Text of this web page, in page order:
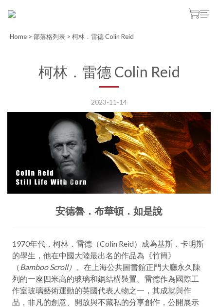
Home > 部落格列表 > 柯林．雷德 Colin Reid
柯林．雷德 Colin Reid
2023-11-14
安德魯．布華頓．如是說
1970年代，柯林．雷德（Colin Reid）成為基斯．卡明斯
的學生，他在中國大陸最出名的作品為《竹簡》
（Bamboo Scroll） 。在上海公共圖書館正門大廳永久陳
列的一座四米高的玻璃和鋼結構裝置。雷德作為國際工
作室玻璃藝術運動的英國代表人物之一，其成就與作
品，非凡的創意、開放與不藏私的分享創作，公開展示